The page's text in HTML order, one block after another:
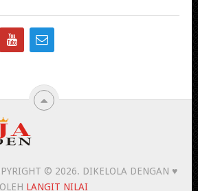
© 2026. DIKELOLA DENGAN ♥
OLEH LANGIT NILAI